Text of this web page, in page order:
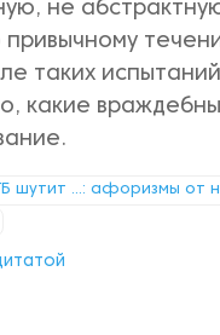
не
привычному
таких
какие
шутит ...: афоризмы от